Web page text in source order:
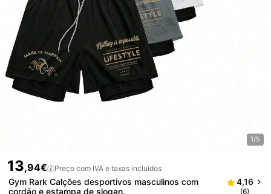
1/5
13,94€ Preço com IVA e taxas incluídos
Gym Rark Calções desportivos masculinos com
cordão e estampa de slogan.
4,16
(6)